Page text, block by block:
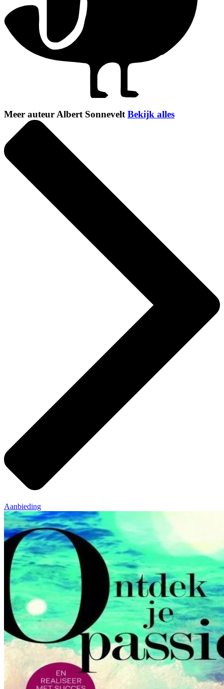
Meer auteur Albert SonneveltBekijk alles
Aanbieding